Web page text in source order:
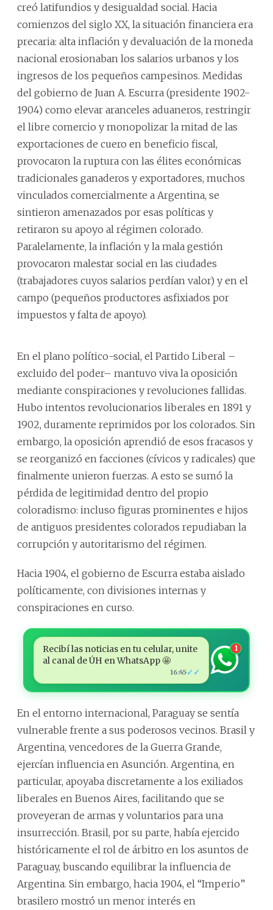
creó latifundios y desigualdad social. Hacia
comienzos del siglo XX, la situación financiera era
precaria: alta inflación y devaluación de la moneda
nacional erosionaban los salarios urbanos y los
ingresos de los pequeños campesinos. Medidas
del gobierno de Juan A. Escurra (presidente 1902-
1904) como elevar aranceles aduaneros, restringir
el libre comercio y monopolizar la mitad de las
exportaciones de cuero en beneficio fiscal,
provocaron la ruptura con las élites económicas
tradicionales ganaderos y exportadores, muchos
vinculados comercialmente a Argentina, se
sintieron amenazados por esas políticas y
retiraron su apoyo al régimen colorado.
Paralelamente, la inflación y la mala gestión
provocaron malestar social en las ciudades
(trabajadores cuyos salarios perdían valor) y en el
campo (pequeños productores asfixiados por
impuestos y falta de apoyo).
En el plano político-social, el Partido Liberal –
excluido del poder– mantuvo viva la oposición
mediante conspiraciones y revoluciones fallidas.
Hubo intentos revolucionarios liberales en 1891 y
1902, duramente reprimidos por los colorados. Sin
embargo, la oposición aprendió de esos fracasos y
se reorganizó en facciones (cívicos y radicales) que
finalmente unieron fuerzas. A esto se sumó la
pérdida de legitimidad dentro del propio
coloradismo: incluso figuras prominentes e hijos
de antiguos presidentes colorados repudiaban la
corrupción y autoritarismo del régimen.
Hacia 1904, el gobierno de Escurra estaba aislado
políticamente, con divisiones internas y
conspiraciones en curso.
Recibí las noticias en tu celular, unite
al canal de ÚH en WhatsApp 🤩
16:45✓✓
1
En el entorno internacional, Paraguay se sentía
vulnerable frente a sus poderosos vecinos. Brasil y
Argentina, vencedores de la Guerra Grande,
ejercían influencia en Asunción. Argentina, en
particular, apoyaba discretamente a los exiliados
liberales en Buenos Aires, facilitando que se
proveyeran de armas y voluntarios para una
insurrección. Brasil, por su parte, había ejercido
históricamente el rol de árbitro en los asuntos de
Paraguay, buscando equilibrar la influencia de
Argentina. Sin embargo, hacia 1904, el “Imperio”
brasilero mostró un menor interés en